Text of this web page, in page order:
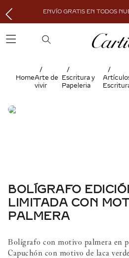
ENVÍO GRATIS EN TODOS
Arte de
vivir
Escritura y
Papeleria
BOLÍGRAFO
LIMITADA CON
PALMERA
Bolígrafo con motivo palmera en
Capuchón con motivo de laca